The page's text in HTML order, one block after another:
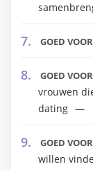
GOED VOOR
GOED VOOR
vrouwen
dating
GOED VOOR
willen